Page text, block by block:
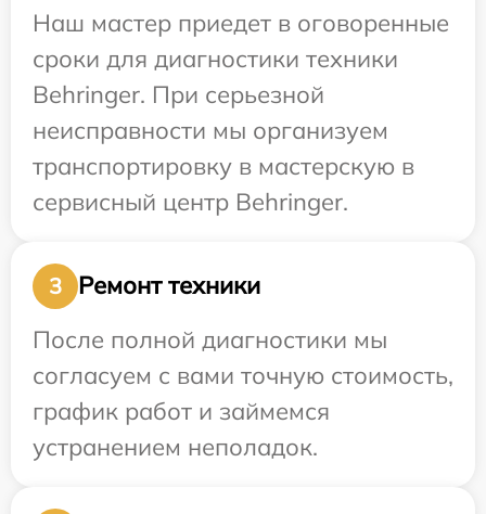
Наш мастер приедет в оговоренные
сроки для диагностики техники
Behringer. При серьезной
неисправности мы организуем
транспортировку в мастерскую в
сервисный центр Behringer.
3
Ремонт техники
После полной диагностики мы
согласуем с вами точную стоимость,
график работ и займемся
устранением неполадок.